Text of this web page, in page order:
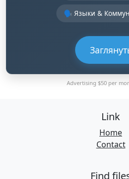
🗣️ Языки &
Advertising $50 per
Link
Home
Contact
Find